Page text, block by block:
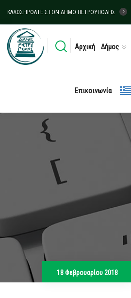
ΚΑΛΩΣΉΡΘΑΤΕ ΣΤΟΝ ΔΉΜΟ ΠΕΤΡΟΎΠΟΛΗΣ
Αρχική Δήμος
Επικοινωνία
18 Φεβρουαρίου 2018